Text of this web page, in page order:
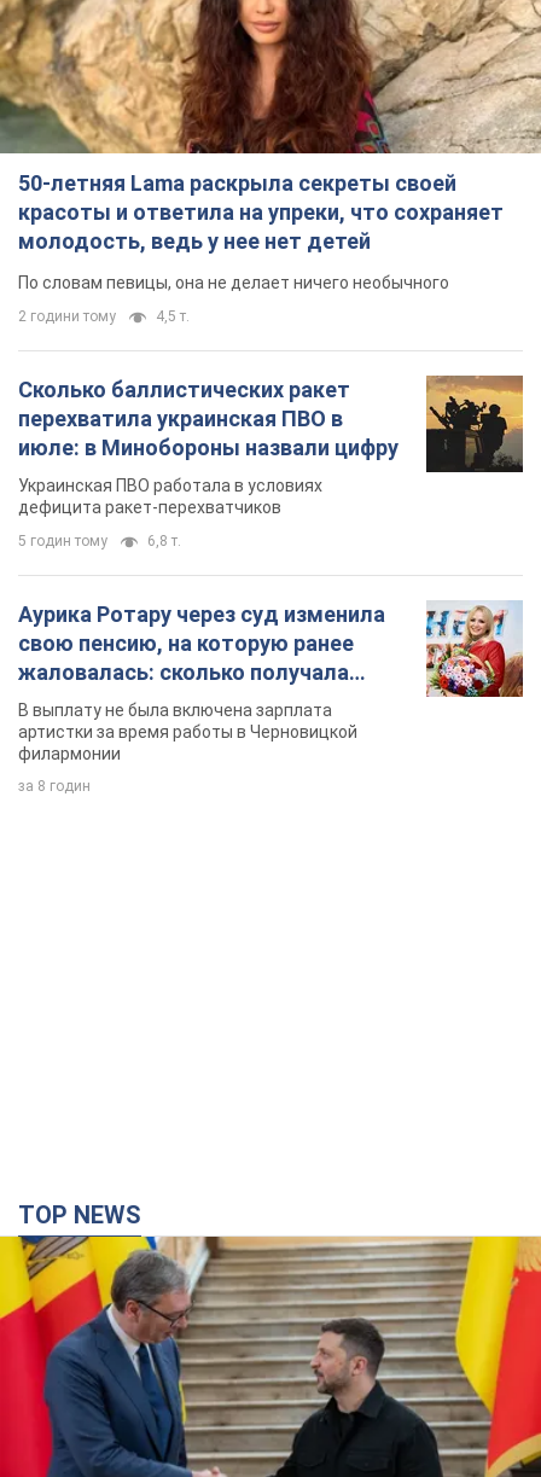
50-летняя Lama раскрыла секреты своей
красоты и ответила на упреки, что сохраняет
молодость, ведь у нее нет детей
По словам певицы, она не делает ничего необычного
2 години тому 4,5 т.
Сколько баллистических ракет
перехватила украинская ПВО в
июле: в Минобороны назвали цифру
Украинская ПВО работала в условиях
дефицита ракет-перехватчиков
5 годин тому 6,8 т.
Аурика Ротару через суд изменила
свою пенсию, на которую ранее
жаловалась: сколько получала
певица
В выплату не была включена зарплата
артистки за время работы в Черновицкой
филармонии
за 8 годин
TOP NEWS